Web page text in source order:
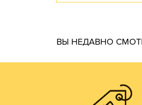
ВЫ НЕДАВНО
Цены на гофротару нашего
чем у посредников или
производства готовой
производить практически все
гофротары.